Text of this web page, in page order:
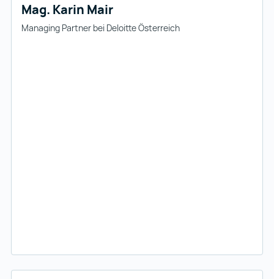
Mag. Karin Mair
Managing Partner bei Deloitte Österreich